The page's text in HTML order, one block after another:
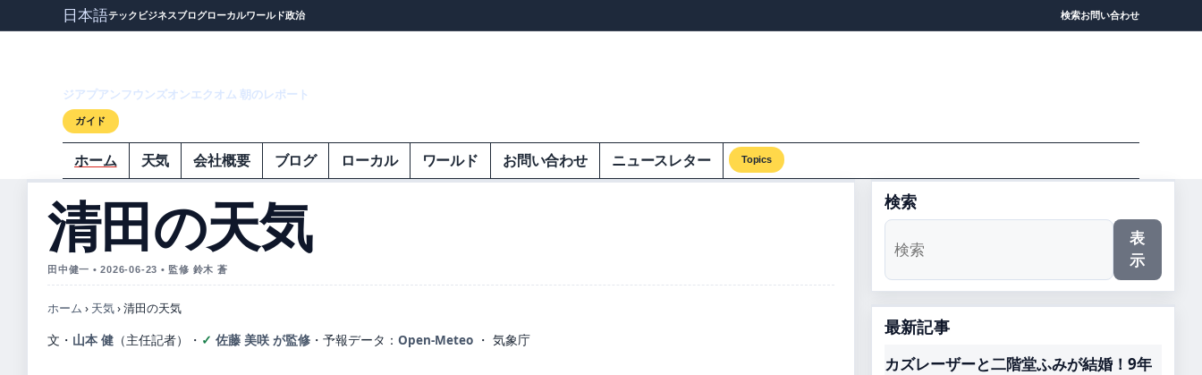
日本語テック ビジネスブログローカルワールド政治 検索お問い合わせ
ジアプアンフウンズオンエクオム 朝のレポート
ガイド
ホーム 天気 会社概要 ブログ ローカル ワールド お問い合わせ ニュースレター Topics
清田の天気
田中健一 • 2026-06-23 • 監修 鈴木 蒼
ホーム › 天気›清田の天気
文・ 山本 健 （主任記者） ・ 佐藤 美咲 が監修 ・ 予報データ： Open-Meteo ・ 気象庁
検索
表
示
最新記事
カズレーザーと二階堂ふみが結婚！9年